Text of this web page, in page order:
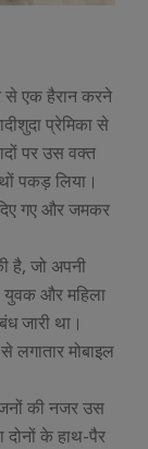
एक हैरान करने
प्रेमिका से
पर उस वक्त
पकड़ लिया।
गए और जमकर
है, जो अपनी
युवक और महिला
जारी था।
लगातार मोबाइल
की नजर उस
के हाथ-पैर